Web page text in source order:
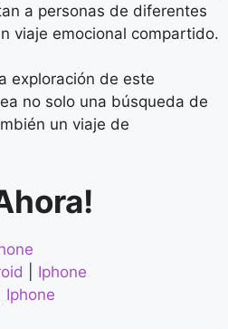
a personas de diferentes
viaje emocional compartido.
exploración de este
no solo una búsqueda de
un viaje de
Iphone
Iphone